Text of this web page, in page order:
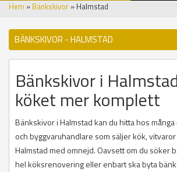
Hem » Bänkskivor » Halmstad
BÄNKSKIVOR - HALMSTAD
Bänkskivor i
köket mer komplett
Bänkskivor i Halmstad kan du hitta hos
och byggvaruhandlare som säljer kök,
Halmstad med omnejd. Oavsett om du söker
hel köksrenovering eller enbart ska byta